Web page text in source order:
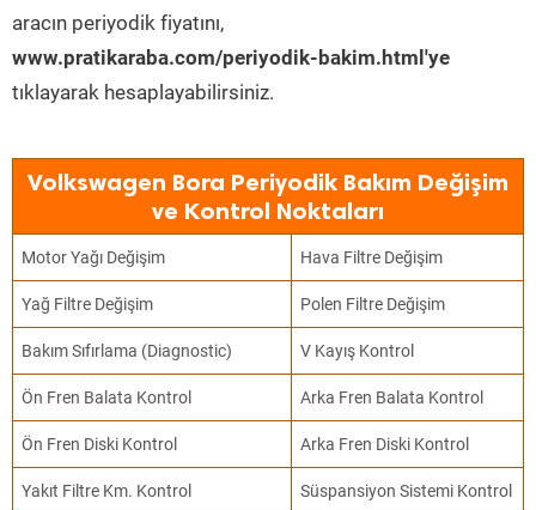
aracın periyodik fiyatını,
www.pratikaraba.com/periyodik-bakim.html'ye
tıklayarak hesaplayabilirsiniz.
Volkswagen Bora Periyodik Bakım Değişim
ve Kontrol Noktaları
Motor Yağı Değişim Hava Filtre Değişim
Yağ Filtre Değişim Polen Filtre Değişim
Bakım Sıfırlama (Diagnostic) V Kayış Kontrol
Ön Fren Balata Kontrol Arka Fren Balata Kontrol
Ön Fren Diski Kontrol Arka Fren Diski Kontrol
Yakıt Filtre Km. Kontrol Süspansiyon Sistemi Kontrol